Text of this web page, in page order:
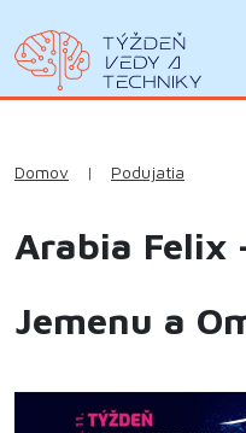
Domov | Podujatia
Arabia Felix
Jemenu a